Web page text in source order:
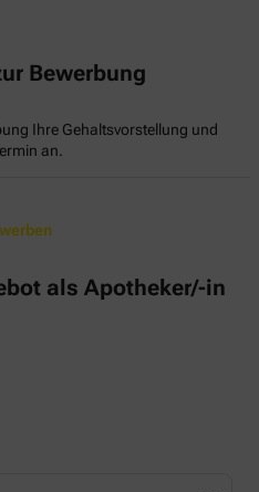
Bewerbung
Ihre Gehaltsvorstellung und
an.
als Apotheker/-in